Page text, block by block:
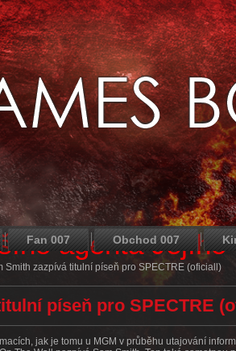
agenta Jejího
Fan 007 Obchod 007
Smith zazpívá titulní píseň pro SPECTRE (oficiall)
píseň pro SPECTRE
jak je tomu u MGM v průběhu utajování